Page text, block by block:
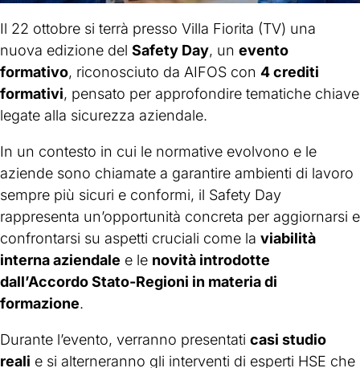
Il 22 ottobre si terrà presso Villa Fiorita (TV) una
nuova edizione del Safety Day, un evento
formativo, riconosciuto da AIFOS con 4 crediti
formativi, pensato per approfondire tematiche chiave
legate alla sicurezza aziendale.
In un contesto in cui le normative evolvono e le
aziende sono chiamate a garantire ambienti di lavoro
sempre più sicuri e conformi, il Safety Day
rappresenta un’opportunità concreta per aggiornarsi e
confrontarsi su aspetti cruciali come la viabilità
interna aziendale e le novità introdotte
dall’Accordo Stato-Regioni in materia di
formazione.
Durante l’evento, verranno presentati casi studio
reali e si alterneranno gli interventi di esperti HSE che